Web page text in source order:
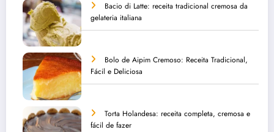
Bacio di Latte: receita tradicional cremosa da
gelateria italiana
Bolo de Aipim Cremoso: Receita Tradicional,
Fácil e Deliciosa
Torta Holandesa: receita completa, cremosa e
fácil de fazer